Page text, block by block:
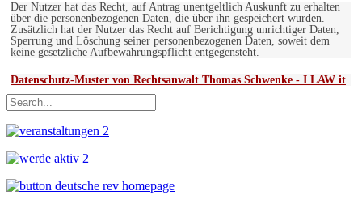
Der Nutzer hat das Recht, auf Antrag unentgeltlich Auskunft zu erhalten
über die personenbezogenen Daten, die über ihn gespeichert wurden.
Zusätzlich hat der Nutzer das Recht auf Berichtigung unrichtiger Daten,
Sperrung und Löschung seiner personenbezogenen Daten, soweit dem
keine gesetzliche Aufbewahrungspflicht entgegensteht.
Datenschutz-Muster von Rechtsanwalt Thomas Schwenke - I LAW it